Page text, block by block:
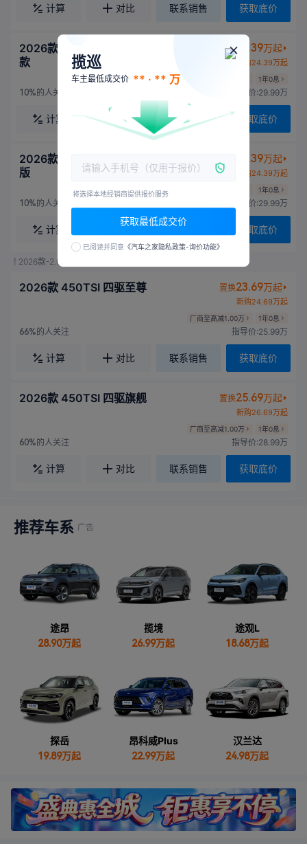
计算 对比 联系销售 获取底价
2026款 380TSI 四驱R-Line巡礼 众享
款
置换23.39万起
新购24.39万起
1年0息
10%的人关注 指导价:29.99万
计算 对比 联系销售 获取底价
2026款 380TSI 四驱R-Line巡礼 曜夜
版
23.39万起
新购24.39万起
1年0息
10%的人关注 指导价:29.99万
计算 对比 联系销售 获取底价
2026款-2.0升 涡轮增压 272马力 国VI
2026款 450TSI 四驱至尊 置换23.69万起
新购24.69万起
厂商至高减1.00万 1年0息
66%的人关注 指导价:25.99万
计算 对比 联系销售 获取底价
2026款 450TSI 四驱旗舰 置换25.69万起
新购26.69万起
厂商至高减1.00万 1年0息
60%的人关注 指导价:28.99万
计算 对比 联系销售 获取底价
推荐车系
途昂
28.90万起
揽境
26.99万起
途观L
18.68万起
探岳
19.89万起
昂科威Plus
22.99万起
汉兰达
24.98万起
揽巡
车主最低成交价 ** · ** 万
将选择本地经销商提供报价服务
获取最低成交价
已阅读并同意 《汽车之家隐私政策-询价功能》